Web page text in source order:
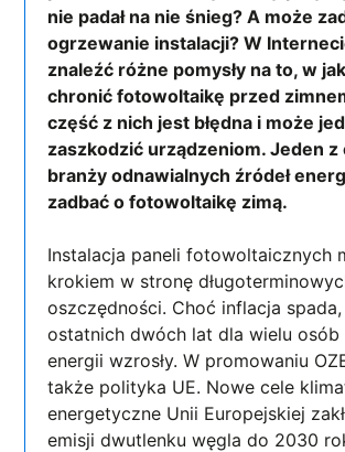
nie padał na nie śnieg? A może
ogrzewanie instalacji? W
znaleźć różne pomysły na to, w
chronić fotowoltaikę przed
część z nich jest błędna i może
zaszkodzić urządzeniom. Jeden
branży odnawialnych źródeł
zadbać o fotowoltaikę zimą.
Instalacja paneli fotowoltaicznych
krokiem w stronę
oszczędności. Choć inflacja
ostatnich dwóch lat dla wielu
energii wzrosły. W promowaniu
także polityka UE. Nowe cele
energetyczne Unii Europejskiej
emisji dwutlenku węgla do 2030